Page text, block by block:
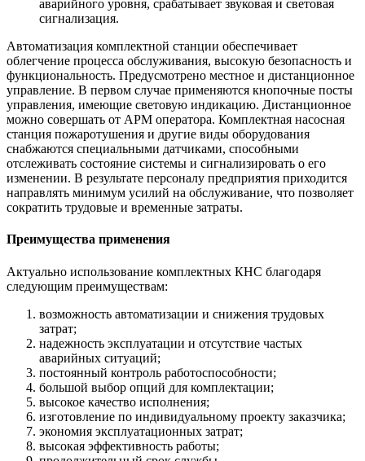
аварийного уровня, срабатывает звуковая и световая
сигнализация.
Автоматизация комплектной станции обеспечивает
облегчение процесса обслуживания, высокую безопасность и
функциональность. Предусмотрено местное и дистанционное
управление. В первом случае применяются кнопочные посты
управления, имеющие световую индикацию. Дистанционное
можно совершать от АРМ оператора. Комплектная насосная
станция пожаротушения и другие виды оборудования
снабжаются специальными датчиками, способными
отслеживать состояние системы и сигнализировать о его
изменении. В результате персоналу предприятия приходится
направлять минимум усилий на обслуживание, что позволяет
сократить трудовые и временные затраты.
Преимущества применения
Актуально использование комплектных КНС благодаря
следующим преимуществам:
возможность автоматизации и снижения трудовых
затрат;
надежность эксплуатации и отсутствие частых
аварийных ситуаций;
постоянный контроль работоспособности;
большой выбор опций для комплектации;
высокое качество исполнения;
изготовление по индивидуальному проекту заказчика;
экономия эксплуатационных затрат;
высокая эффективность работы;